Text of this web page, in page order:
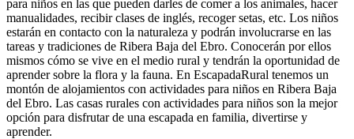
para niños en las que pueden darles de comer a los animales, hacer
manualidades, recibir clases de inglés, recoger setas, etc. Los niños
estarán en contacto con la naturaleza y podrán involucrarse en las
tareas y tradiciones de Ribera Baja del Ebro. Conocerán por ellos
mismos cómo se vive en el medio rural y tendrán la oportunidad de
aprender sobre la flora y la fauna. En EscapadaRural tenemos un
montón de alojamientos con actividades para niños en Ribera Baja
del Ebro. Las casas rurales con actividades para niños son la mejor
opción para disfrutar de una escapada en familia, divertirse y
aprender.